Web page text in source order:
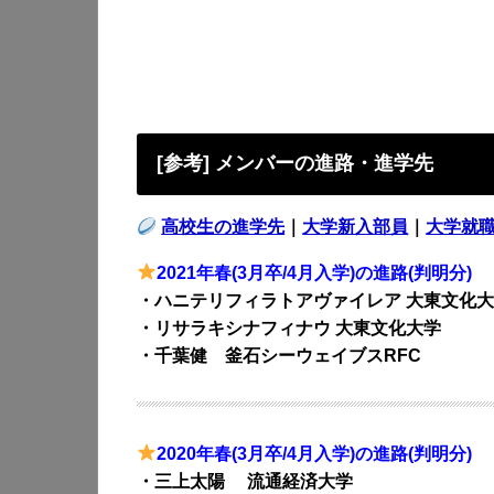
[参考] メンバーの進路・進学先
高校生の進学先｜ 大学新入部員 大学就
2021年春(3月卒/4月入学)の進路(判明分)
・ハニテリフィラトアヴァイレア 大東文化
・リサラキシナフィナウ 大東文化大学
・千葉健 釜石シーウェイブスRFC
2020年春(3月卒/4月入学)の進路(判明分)
・三上太陽 流通経済大学